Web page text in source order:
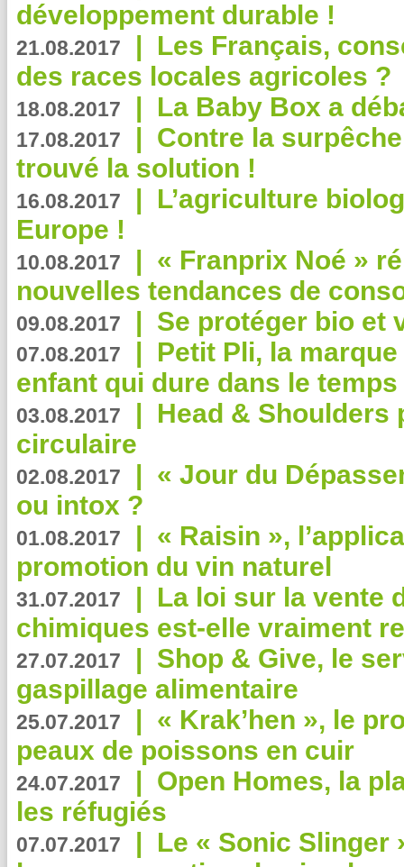
développement durable !
21.08.2017 | Les Français,
des races locales agricoles ?
18.08.2017 | La Baby Box a
17.08.2017 | Contre la
trouvé la solution !
16.08.2017 | L’agriculture
Europe !
10.08.2017 | « Franprix Noé »
nouvelles tendances de
09.08.2017 | Se protéger bio et
07.08.2017 | Petit Pli, la
enfant qui dure dans le temps
03.08.2017 | Head & Shoulders
circulaire
02.08.2017 | « Jour du
ou intox ?
01.08.2017 | « Raisin »,
promotion du vin naturel
31.07.2017 | La loi sur la vente
chimiques est-elle vraiment
27.07.2017 | Shop & Give, le
gaspillage alimentaire
25.07.2017 | « Krak’hen », le
peaux de poissons en cuir
24.07.2017 | Open Homes, la
les réfugiés
07.07.2017 | Le « Sonic Slinger